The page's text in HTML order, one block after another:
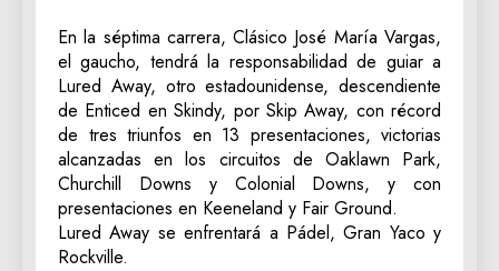
En la séptima carrera, Clásico José María Vargas,
el gaucho, tendrá la responsabilidad de guiar a
Lured Away, otro estadounidense, descendiente
de Enticed en Skindy, por Skip Away, con récord
de tres triunfos en 13 presentaciones, victorias
alcanzadas en los circuitos de Oaklawn Park,
Churchill Downs y Colonial Downs, y con
presentaciones en Keeneland y Fair Ground.
Lured Away se enfrentará a Pádel, Gran Yaco y
Rockville.